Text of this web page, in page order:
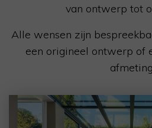
van ontwerp tot
Alle wensen zijn
een origineel ontwerp of